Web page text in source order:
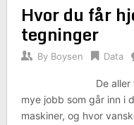
Hvor du får
tegninger
By Boysen Data
De
mye jobb som går inn i
maskiner, og hvor